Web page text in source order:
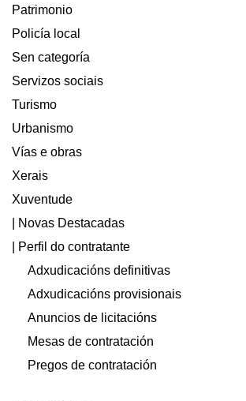
Patrimonio
Policía local
Sen categoría
Servizos sociais
Turismo
Urbanismo
Vías e obras
Xerais
Xuventude
| Novas Destacadas
| Perfil do contratante
Adxudicacións definitivas
Adxudicacións provisionais
Anuncios de licitacións
Mesas de contratación
Pregos de contratación